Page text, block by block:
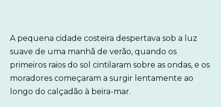
A pequena cidade costeira despertava sob a luz
suave de uma manhã de verão, quando os
primeiros raios do sol cintilaram sobre as ondas, e os
moradores começaram a surgir lentamente ao
longo do calçadão à beira-mar.